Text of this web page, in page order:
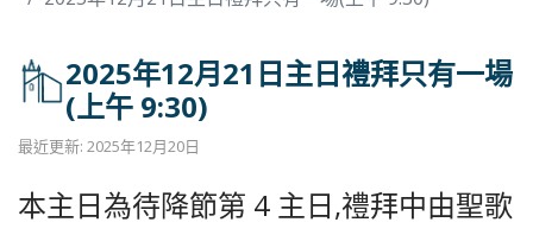
2025年12月21日主日禮拜只有一場
(上午 9:30)
最近更新: 2025年12月20日
本主日為待降節第 4 主日,禮拜中由聖歌